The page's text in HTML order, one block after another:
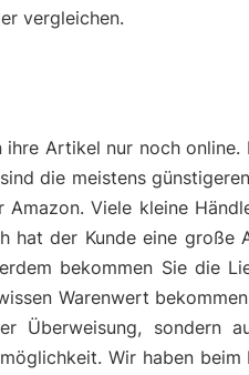
vergleichen.
Artikel nur noch online.
die meistens
Viele kleine
hat der Kunde eine große
bekommen Sie die
Warenwert
Überweisung, sondern
Wir haben beim